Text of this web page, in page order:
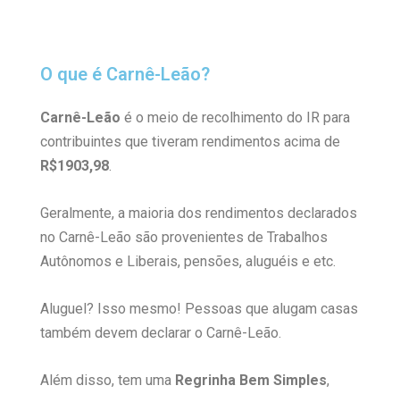
O que é Carnê-Leão?
Carnê-Leão é o meio de recolhimento do IR para
contribuintes que tiveram rendimentos acima de
R$1903,98.
Geralmente, a maioria dos rendimentos declarados
no Carnê-Leão são provenientes de Trabalhos
Autônomos e Liberais, pensões, aluguéis e etc.
Aluguel? Isso mesmo! Pessoas que alugam casas
também devem declarar o Carnê-Leão.
Além disso, tem uma Regrinha Bem Simples,